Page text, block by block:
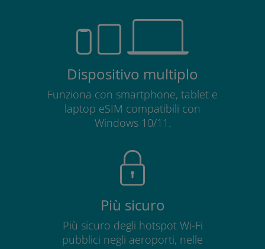
Dispositivo multiplo
Funziona con smartphone, tablet e
laptop eSIM compatibili con
Windows 10/11.
Più sicuro
Più sicuro degli hotspot Wi-Fi
pubblici negli aeroporti, nelle